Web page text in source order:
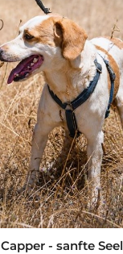
Capper - sanfte